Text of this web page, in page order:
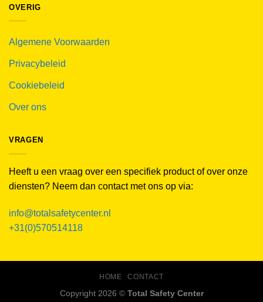
OVERIG
Algemene Voorwaarden
Privacybeleid
Cookiebeleid
Over ons
VRAGEN
Heeft u een vraag over een specifiek product of over onze
diensten? Neem dan contact met ons op via:
info@totalsafetycenter.nl
+31(0)570514118
HOME CONTACT
Copyright 2026 © Total Safety Center